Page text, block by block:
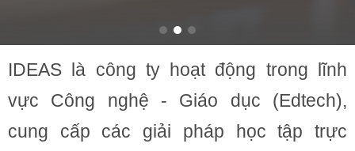
IDEAS là công ty hoạt động trong lĩnh
vực Công nghệ - Giáo dục (Edtech),
cung cấp các giải pháp học tập trực